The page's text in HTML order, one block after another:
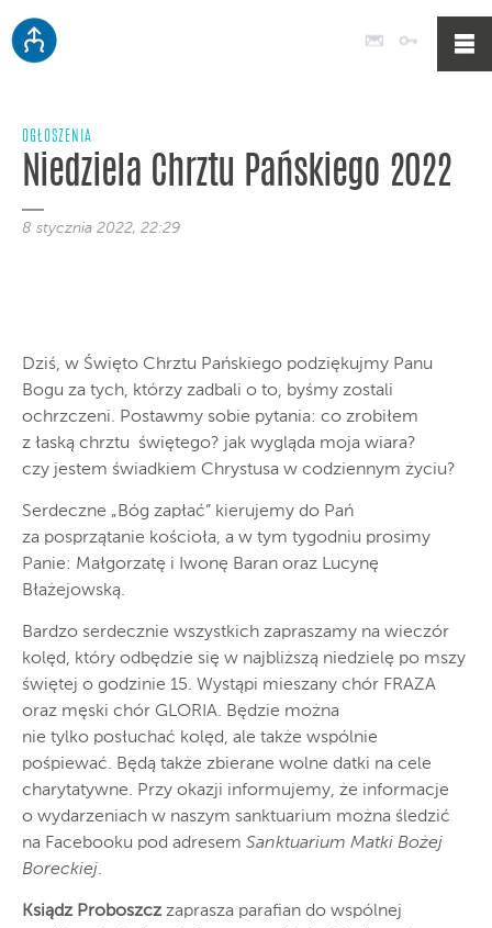
Poczta
OGŁOSZENIA
Niedziela Chrztu Pańskiego 2022
8 stycznia 2022, 22:29
Dziś, w Święto Chrztu Pańskiego podziękujmy Panu
Bogu za tych, którzy zadbali o to, byśmy zostali
ochrzczeni. Postawmy sobie pytania: co zrobiłem
z łaską chrztu świętego? jak wygląda moja wiara?
czy jestem świadkiem Chrystusa w codziennym życiu?
Serdeczne „Bóg zapłać” kierujemy do Pań
za posprzątanie kościoła, a w tym tygodniu prosimy
Panie: Małgorzatę i Iwonę Baran oraz Lucynę
Błażejowską.
Bardzo serdecznie wszystkich zapraszamy na wieczór
kolęd, który odbędzie się w najbliższą niedzielę po mszy
świętej o godzinie 15. Wystąpi mieszany chór FRAZA
oraz męski chór GLORIA. Będzie można
nie tylko posłuchać kolęd, ale także wspólnie
pośpiewać. Będą także zbierane wolne datki na cele
charytatywne. Przy okazji informujemy, że informacje
o wydarzeniach w naszym sanktuarium można śledzić
na Facebooku pod adresem Sanktuarium Matki Bożej
Boreckiej.
Ksiądz Proboszcz zaprasza parafian do wspólnej